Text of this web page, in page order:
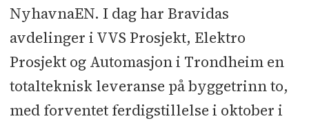
NyhavnaEN. I dag har Bravidas
avdelinger i VVS Prosjekt, Elektro
Prosjekt og Automasjon i Trondheim en
totalteknisk leveranse på byggetrinn to,
med forventet ferdigstillelse i oktober i